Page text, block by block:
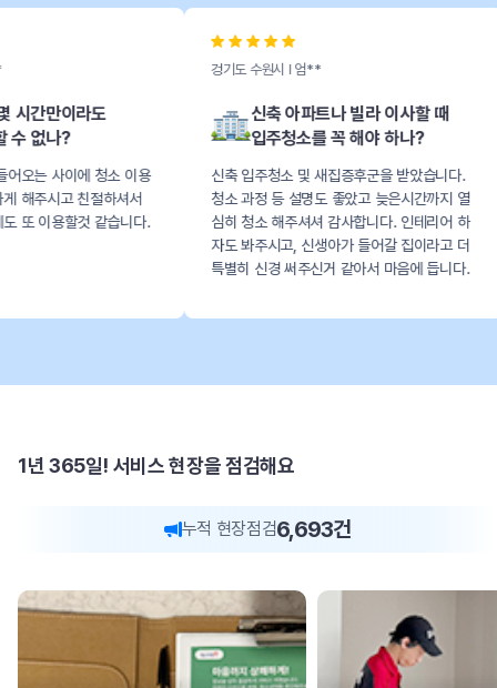
신축 아파트나 빌라 이사할 때
입주청소를 꼭 해야 하나?
신축 입주청소 및 새집증후군을 받았습니다.
청소 과정 등 설명도 좋았고 늦은시간까지 열
심히 청소 해주셔셔 감사합니다. 인테리어 하
자도 봐주시고, 신생아가 들어갈 집이라고 더
특별히 신경 써주신거 같아서 마음에 듭니다.
신혼부부 첫 집,
헌집도 새 집처
구옥 아파트 신혼집 입주
낡은집이 새집같아졌고 중
보내주셔서 좋았습니다.
1년 365일! 서비스 현장을 점검해요
누적 현장점검6,693건